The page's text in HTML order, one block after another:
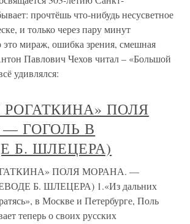
прочтёшь что-нибудь несусветное
и только через пару минут
это мираж, ошибка зрения, смешная
Павлович Чехов читал – «Большой
удивлялся:
РОГАТКИНА» ПОЛЯ
ГОГОЛЬ В
Б. ШЛЕЦЕРА)
ПОЛЯ МОРАНА. —
Б. ШЛЕЦЕРА) 1.«Из дальних
в Москве и Петербурге, Поль
теперь о своих русских